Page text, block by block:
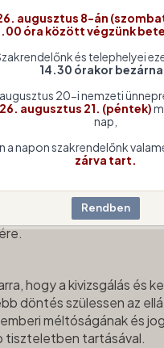
nagy hangsúlyt
kiválasztására és
műszerpark alkalmazására,
szakmai előírások és
erőforrások, eszközök,
javak hatékony
szűrővizsgálatok
az ellátás során a lehető
okozzuk, és ne
rövidítésére és a
hogy a kivizsgálás és
döntés szülessen az
méltóságának és
tiszteletben tartásával.
augusztus 8-án
óra között végzünk
és telephelyei
14.30 órakor
augusztus 20-i nemzeti
augusztus 21. (péntek)
nap,
a napon szakrendelőnk
zárva tart.